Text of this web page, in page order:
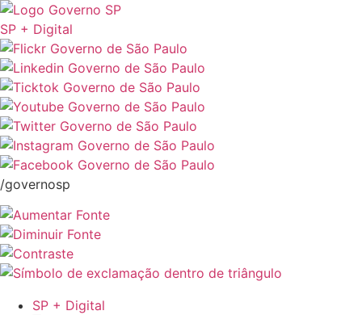
SP + Digital
/governosp
SP + Digital